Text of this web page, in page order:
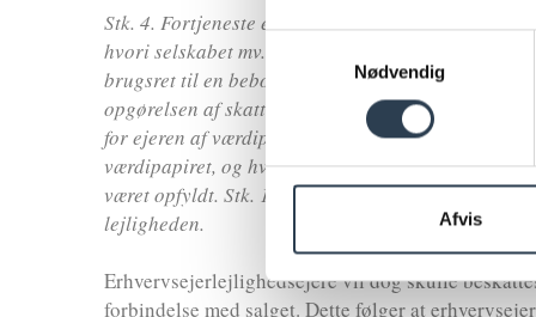
Nødvendig
Afvis
Stk. 4. Fortjeneste eller tab ved afståelse,
hvori selskabet mv. endeligt opløses, af aktier,
brugsret til en beboelseslejlighed i en ejendom
opgørelsen af skattepligtig indkomst efter
for ejeren af værdipapiret eller dennes husstand i
værdipapiret, og hvor betingelserne for at kunne
været opfyldt. Stk. 1, 2. pkt., finder tilsvarende
lejligheden.
Erhvervsejerlejlighedsejere vil dog skulle
forbindelse med salget. Dette følger at